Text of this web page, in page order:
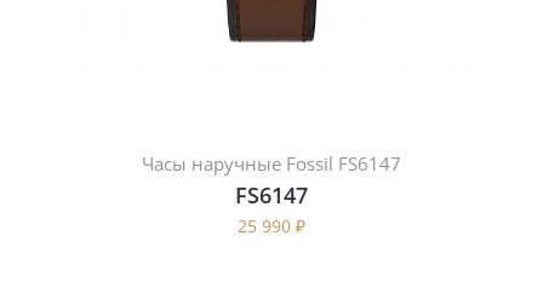
Часы наручные Fossil FS6147
FS6147
25 990 ₽